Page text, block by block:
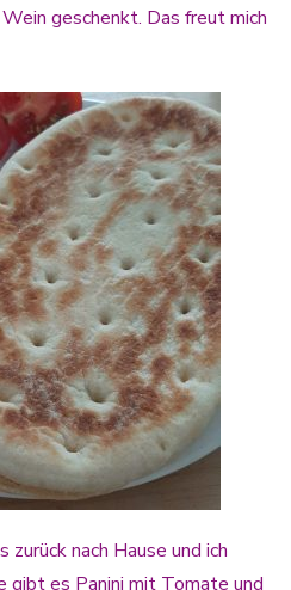
geschenkt. Das freut mich
nach Hause und ich
gibt es Panini mit Tomate und